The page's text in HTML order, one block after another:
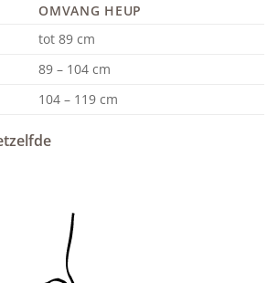
OMVANG HEUP
tot 89 cm
89 – 104 cm
104 – 119 cm